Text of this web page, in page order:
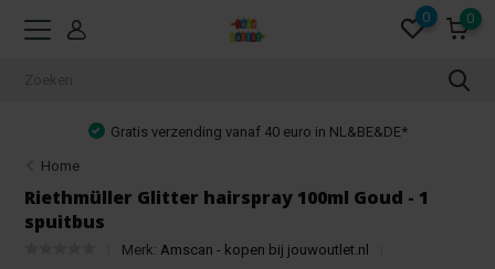
0 0
Gratis verzending vanaf 40 euro in NL&BE&DE*
Home
Riethmüller Glitter hairspray 100ml Goud - 1
spuitbus
Merk: Amscan - kopen bij jouwoutlet.nl